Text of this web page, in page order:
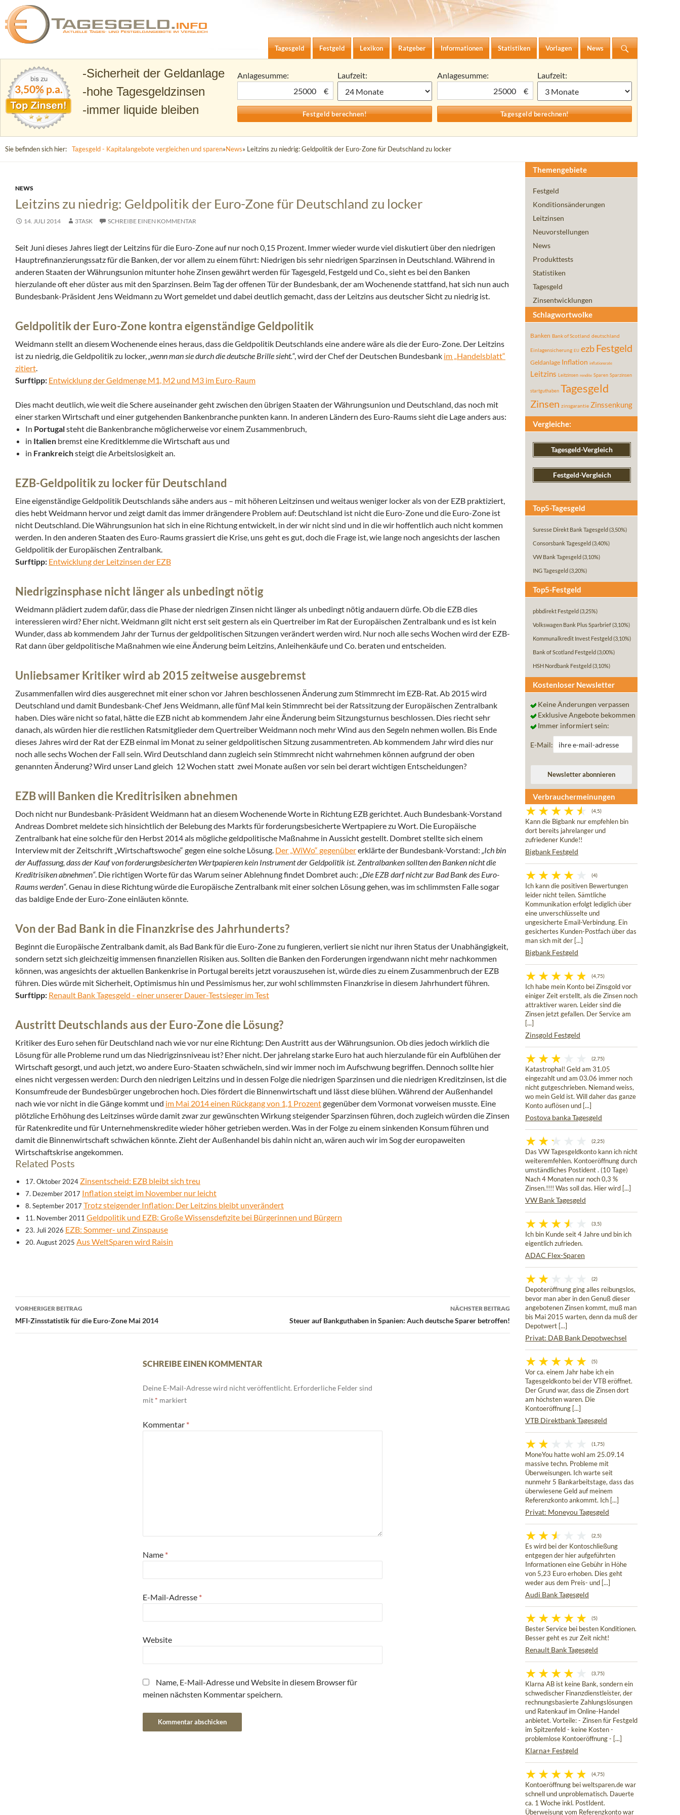
Tagesgeld.info – Tagesgeldkonten vergleichen und Tagesgeld-Zinsen berechnen
Zum Inhalt springen
Tagesgeld
Festgeld Lexikon Ratgeber Informationen Statistiken Vorlagen News
3,50% p.a.
Sicherheit der Geldanlage
hohe Tagesgeldzinsen
immer liquide bleiben
Anlagesumme:
€
Laufzeit:
Anlagesumme:
€
Laufzeit:
Sie befinden sich hier: Tagesgeld - Kapitalangebote vergleichen und sparen»News» Leitzins zu niedrig: Geldpolitik der Euro-Zone für Deutschland zu locker
NEWS
Leitzins zu niedrig: Geldpolitik der Euro-Zone für Deutschland zu locker
14. JULI 2014 3TASK SCHREIBE EINEN KOMMENTAR
Seit Juni dieses Jahres liegt der Leitzins für die Euro-Zone auf nur noch 0,15 Prozent. Immer wieder wurde viel diskutiert über den niedrigen
Hauptrefinanzierungssatz für die Banken, der vor allem zu einem führt: Niedrigen bis sehr niedrigen Sparzinsen in Deutschland.Während in
anderen Staaten der Währungsunion mitunter hohe Zinsen gewährt werden für Tagesgeld, Festgeld und Co., sieht es bei den Banken
hierzulande oft eher düster aus mit den Sparzinsen. Beim Tag der offenen Tür der Bundesbank, der am Wochenende stattfand, hat sich nun auch
Bundesbank-Präsident Jens Weidmann zu Wort gemeldet und dabei deutlich gemacht, dass der Leitzins aus deutscher Sicht zu niedrig ist.
Geldpolitik der Euro-Zone kontra eigenständige Geldpolitik
Weidmann stellt an diesem Wochenende eines heraus, dass die Geldpolitik Deutschlands eine andere wäre als die der Euro-Zone. Der Leitzins
ist zu niedrig, die Geldpolitik zu locker,„wenn man sie durch die deutsche Brille sieht.“, wird der Chef der Deutschen Bundesbank im „Handelsblatt“
zitiert.
Surftipp: Entwicklung der Geldmenge M1, M2 und M3 im Euro-Raum
Dies macht deutlich, wie weit die Schere auseinander geht zwischen den übrigen Staaten der Währungsunion und Deutschland, das noch mit
einer starken Wirtschaft und einer gutgehenden Bankenbranche punkten kann. In anderen Ländern des Euro-Raums sieht die Lage anders aus:
In Portugalsteht die Bankenbranche möglicherweise vor einem Zusammenbruch,
in Italien bremst eine Kreditklemme die Wirtschaft aus und
in Frankreichsteigt die Arbeitslosigkeit an.
EZB-Geldpolitik zu locker für Deutschland
Eine eigenständige Geldpolitik Deutschlands sähe anders aus – mit höheren Leitzinsen und weitaus weniger locker als von der EZB praktiziert,
dies hebt Weidmann hervor und zeigt damit das immer drängendere Problem auf: Deutschland ist nicht die Euro-Zone und die Euro-Zone ist
nicht Deutschland. Die Währungsunion hat sich in eine Richtung entwickelt, in der wir nicht sind und in die wir hoffentlich auch nicht kommen
werden. In den anderen Staaten des Euro-Raums grassiert die Krise, uns geht es gut, doch die Frage ist, wie lange noch angesichts der laschen
Geldpolitik der Europäischen Zentralbank.
Surftipp: Entwicklung der Leitzinsen der EZB
Niedrigzinsphase nicht länger als unbedingt nötig
Weidmann plädiert zudem dafür, dass die Phase der niedrigen Zinsen nicht länger als unbedingt nötig andauern dürfe. Ob die EZB dies
interessieren wird? Eher nicht. Weidmann gilt nicht erst seit gestern als ein Quertreiber im Rat der Europäischen Zentralbank und es ist kein
Wunder, dass ab kommendem Jahr der Turnus der geldpolitischen Sitzungen verändert werden wird. Nur noch alle sechs Wochen wird der EZB-
Rat dann über geldpolitische Maßnahmen wie eine Änderung beim Leitzins, Anleihenkäufe und Co. beraten und entscheiden.
Unliebsamer Kritiker wird ab 2015 zeitweise ausgebremst
Zusammenfallen wird dies ausgerechnet mit einer schon vor Jahren beschlossenen Änderung zum Stimmrecht im EZB-Rat. Ab 2015 wird
Deutschland und damit Bundesbank-Chef Jens Weidmann, alle fünf Mal kein Stimmrecht bei der Ratssitzung der Europäischen Zentralbank
haben. Dies wäre nicht so fatal, hätte die EZB nicht ab kommendem Jahr eine Änderung beim Sitzungsturnus beschlossen. Dies riecht sehr
danach, als würden hier die restlichen Ratsmitglieder dem Quertreiber Weidmann noch mehr Wind aus den Segeln nehmen wollen. Bis Ende
dieses Jahres wird der Rat der EZB einmal im Monat zu seiner geldpolitischen Sitzung zusammentreten. Ab kommendem Jahr wird dies nur
noch alle sechs Wochen der Fall sein. Wird Deutschland dann zugleich sein Stimmrecht nicht wahrnehmen können aufgrund der oben
genannten Änderung? Wird unser Land gleich 12 Wochen statt zwei Monate außen vor sein bei derart wichtigen Entscheidungen?
EZB will Banken die Kreditrisiken abnehmen
Doch nicht nur Bundesbank-Präsident Weidmann hat an diesem Wochenende Worte in Richtung EZB gerichtet. Auch Bundesbank-Vorstand
Andreas Dombret meldete sich hinsichtlich der Belebung des Markts für forderungsbesicherte Wertpapiere zu Wort. Die Europäische
Zentralbank hat eine solche für den Herbst 2014 als mögliche geldpolitische Maßnahme in Aussicht gestellt. Dombret stellte sich einem
Interview mit der Zeitschrift „Wirtschaftswoche“ gegen eine solche Lösung. Der „WiWo“ gegenübererklärte der Bundesbank-Vorstand: „Ich bin
der Auffassung, dass der Kauf von forderungsbesicherten Wertpapieren kein Instrument der Geldpolitik ist. Zentralbanken sollten den Banken nicht die
Kreditrisiken abnehmen“. Die richtigen Worte für das Warum seiner Ablehnung findet Dombret auch: „Die EZB darf nicht zur Bad Bank des Euro-
Raums werden“. Genau in diese Richtung würde die Europäische Zentralbank mit einer solchen Lösung gehen, was im schlimmsten Falle sogar
das baldige Ende der Euro-Zone einläuten könnte.
Von der Bad Bank in die Finanzkrise des Jahrhunderts?
Beginnt die Europäische Zentralbank damit, als Bad Bank für die Euro-Zone zu fungieren, verliert sie nicht nur ihren Status der Unabhängigkeit,
sondern setzt sich gleichzeitig immensen finanziellen Risiken aus. Sollten die Banken den Forderungen irgendwann nicht mehr nachkommen
können, was angesichts der aktuellen Bankenkrise in Portugal bereits jetzt vorauszusehen ist, würde dies zu einem Zusammenbruch der EZB
führen. Dies würde mit Sicherheit, Optimismus hin und Pessimismus her, zur wohl schlimmsten Finanzkrise in diesem Jahrhundert führen.
Surftipp: Renault Bank Tagesgeld - einer unserer Dauer-Testsieger im Test
Austritt Deutschlands aus der Euro-Zone die Lösung?
Kritiker des Euro sehen für Deutschland nach wie vor nur eine Richtung: Den Austritt aus der Währungsunion. Ob dies jedoch wirklich die
Lösung für alle Probleme rund um das Niedrigzinsniveau ist? Eher nicht. Der jahrelang starke Euro hat auch hierzulande für ein Aufblühen der
Wirtschaft gesorgt, und auch jetzt, wo andere Euro-Staaten schwächeln, sind wir immer noch im Aufschwung begriffen. Dennoch sollte hier
eines nicht vergessen werden: Durch den niedrigen Leitzins und in dessen Folge die niedrigen Sparzinsen und die niedrigen Kreditzinsen, ist die
Konsumfreude der Bundesbürger ungebrochen hoch. Dies fördert die Binnenwirtschaft und lässt diese blühen. Während der Außenhandel
nach wie vor nicht in die Gänge kommt und im Mai 2014 einen Rückgang von 1,1 Prozentgegenüber dem Vormonat vorweisen musste. Eine
plötzliche Erhöhung des Leitzinses würde damit zwar zur gewünschten Wirkung steigender Sparzinsen führen, doch zugleich würden die Zinsen
für Ratenkredite und für Unternehmenskredite wieder höher getrieben werden. Was in der Folge zu einem sinkenden Konsum führen und
damit die Binnenwirtschaft schwächen könnte. Zieht der Außenhandel bis dahin nicht an, wären auch wir im Sog der europaweiten
Wirtschaftskrise angekommen.
Related Posts
17. Oktober 2024 Zinsentscheid: EZB bleibt sich treu
7. Dezember 2017 Inflation steigt im November nur leicht
8. September 2017 Trotz steigender Inflation: Der Leitzins bleibt unverändert
11. November 2011 Geldpolitik und EZB: Große Wissensdefizite bei Bürgerinnen und Bürgern
23. Juli 2026 EZB: Sommer- und Zinspause
20. August 2025 Aus WeltSparen wird Raisin
Beitrags-
Navigation
VORHERIGER BEITRAG
MFI-Zinsstatistik für die Euro-Zone Mai 2014
NÄCHSTER BEITRAG
Steuer auf Bankguthaben in Spanien: Auch deutsche Sparer betroffen!
SCHREIBE EINEN KOMMENTAR
Deine E-Mail-Adresse wird nicht veröffentlicht. Erforderliche Felder sind
mit * markiert
Kommentar *
Name *
E-Mail-Adresse *
Website
Name, E-Mail-Adresse und Website in diesem Browser für
meinen nächsten Kommentar speichern.
Themengebiete
Festgeld
Konditionsänderungen
Leitzinsen
Neuvorstellungen
News
Produkttests
Statistiken
Tagesgeld
Zinsentwicklungen
Schlagwortwolke
Banken Bank of Scotland deutschland
Einlagensicherung EU ezbFestgeld
Geldanlage Inflation inflationsrate
Leitzins Leitzinsen rendite Sparen Sparzinsen
startguthaben Tagesgeld
Zinsen zinsgarantie Zinssenkung
Vergleiche:
Tagesgeld-Vergleich
Festgeld-Vergleich
Top5-Tagesgeld
Suresse Direkt Bank Tagesgeld (3,50%)
Consorsbank Tagesgeld (3,40%)
VW Bank Tagesgeld (3,10%)
ING Tagesgeld (3,20%)
Top5-Festgeld
pbbdirekt Festgeld (3,25%)
Volkswagen Bank Plus Sparbrief(3,10%)
Kommunalkredit Invest Festgeld (3,10%)
Bank of Scotland Festgeld (3,00%)
HSH Nordbank Festgeld (3,10%)
Kostenloser Newsletter
Keine Änderungen verpassen
Exklusive Angebote bekommen
Immer informiert sein:
E-Mail:
Verbrauchermeinungen
(4,5)
Kann die Bigbank nur empfehlen bin
dort bereits jahrelanger und
zufriedener Kunde!!
Bigbank Festgeld
(4)
Ich kann die positiven Bewertungen
leider nicht teilen. Sämtliche
Kommunikation erfolgt lediglich über
eine unverschlüsselte und
ungesicherte Email-Verbindung. Ein
gesichertes Kunden-Postfach über das
man sich mit der [...]
Bigbank Festgeld
(4,75)
Ich habe mein Konto bei Zinsgold vor
einiger Zeit erstellt, als die Zinsen noch
attraktiver waren. Leider sind die
Zinsen jetzt gefallen. Der Service am
[...]
Zinsgold Festgeld
(2,75)
Katastrophal! Geld am 31.05
eingezahlt und am 03.06 immer noch
nicht gutgeschrieben. Niemand weiss,
wo mein Geld ist. Will daher das ganze
Konto auflösen und [...]
Postova banka Tagesgeld
(2,25)
Das VW Tagesgeldkonto kann ich nicht
weiteremfehlen. Kontoeröffnung durch
umständliches Postident . (10 Tage)
Nach 4 Monaten nur noch 0,3 %
Zinsen.!!!! Was soll das. Hier wird [...]
VW Bank Tagesgeld
(3,5)
Ich bin Kunde seit 4 Jahre und bin ich
eigentlich zufrieden.
ADAC Flex-Sparen
(2)
Depoteröffnung ging alles reibungslos,
bevor man aber in den Genuß dieser
angebotenen Zinsen kommt, muß man
bis Mai 2015 warten, denn da muß der
Depotwert [...]
Privat: DAB Bank Depotwechsel
(5)
Vor ca. einem Jahr habe ich ein
Tagesgeldkonto bei der VTB eröffnet.
Der Grund war, dass die Zinsen dort
am höchsten waren. Die
Kontoeröffnung [...]
VTB Direktbank Tagesgeld
(1,75)
MoneYou hatte wohl am 25.09.14
massive techn. Probleme mit
Überweisungen. Ich warte seit
nunmehr 5 Bankarbeitstage, dass das
überwiesene Geld auf meinem
Referenzkonto ankommt. Ich [...]
Privat: Moneyou Tagesgeld
(2,5)
Es wird bei der Kontoschließung
entgegen der hier aufgeführten
Informationen eine Gebühr in Höhe
von 5,23 Euro erhoben. Dies geht
weder aus dem Preis- und [...]
Audi Bank Tagesgeld
(5)
Bester Service bei besten Konditionen.
Besser geht es zur Zeit nicht!
Renault Bank Tagesgeld
(3,75)
Klarna AB ist keine Bank, sondern ein
schwedischer Finanzdienstleister, der
rechnungsbasierte Zahlungslösungen
und Ratenkauf im Online-Handel
anbietet. Vorteile: - Zinsen für Festgeld
im Spitzenfeld - keine Kosten -
problemlose Kontoeröffnung - [...]
Klarna+ Festgeld
(4,75)
Kontoeröffnung bei weltsparen.de war
schnell und unproblematisch. Dauerte
ca. 1 Woche inkl. PostIdent.
Überweisung vom Referenzkonto war